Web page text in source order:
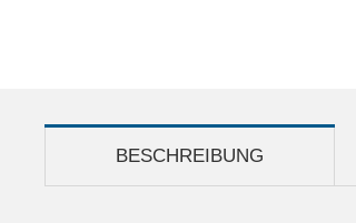
BESCHREIBUNG